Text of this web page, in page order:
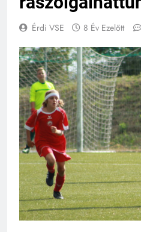
Érdi VSE 8 Év Ezelőtt